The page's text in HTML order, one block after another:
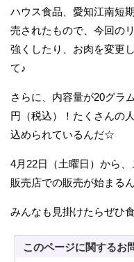
ハウス食品、愛知江南短
売されたもので、今回の
強くしたり、お肉を変更
て♪
さらに、内容量が20グラ
円（税込）！たくさんの
込められているんだ☆
4月22日（土曜日）から
販売店での販売が始まる
みんなも見掛けたらぜひ
このページに関するお